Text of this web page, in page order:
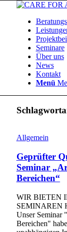
Seminare
Über uns
News
Kontakt
Menü
Allgemein
Geprüfter
Seminar
Bereichen“
WIR BIETEN
SEMINAREN
Unser Seminar
Bereichen"